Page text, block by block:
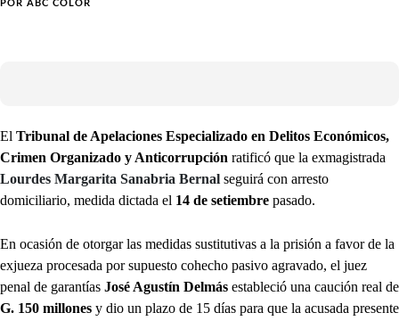
POR ABC COLOR
El Tribunal de Apelaciones Especializado en Delitos Económicos,
Crimen Organizado y Anticorrupción ratificó que la exmagistrada
Lourdes Margarita Sanabria Bernal seguirá con arresto
domiciliario, medida dictada el 14 de setiembre pasado.
En ocasión de otorgar las medidas sustitutivas a la prisión a favor de la
exjueza procesada por supuesto cohecho pasivo agravado, el juez
penal de garantías José Agustín Delmás estableció una caución real de
G. 150 millones y dio un plazo de 15 días para que la acusada presente